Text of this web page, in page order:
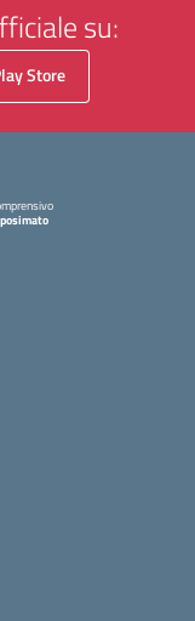
su:
Store